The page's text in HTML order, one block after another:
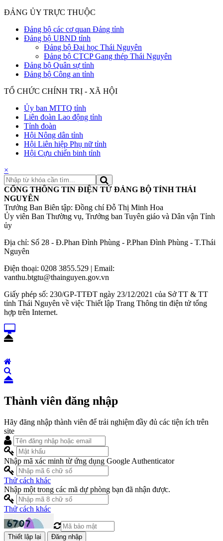
ĐẢNG ỦY TRỰC THUỘC
Đảng bộ các cơ quan Đảng tỉnh
Đảng bộ UBND tỉnh
Đảng bộ Đại học Thái Nguyên
Đảng bộ CTCP Gang thép Thái Nguyên
Đảng bộ Quân sự tỉnh
Đảng bộ Công an tỉnh
TỔ CHỨC CHÍNH TRỊ - XÃ HỘI
Ủy ban MTTQ tỉnh
Liên đoàn Lao động tỉnh
Tỉnh đoàn
Hội Nông dân tỉnh
Hội Liên hiệp Phụ nữ tỉnh
Hội Cựu chiến binh tỉnh
×
CỔNG THÔNG TIN ĐIỆN TỬ ĐẢNG BỘ TỈNH THÁI
NGUYÊN
Trưởng Ban Biên tập: Đồng chí Đỗ Thị Minh Hoa
Ủy viên Ban Thường vụ, Trưởng ban Tuyên giáo và Dân vận Tỉnh
ủy
Địa chỉ: Số 28 - Đ.Phan Đình Phùng - P.Phan Đình Phùng - T.Thái
Nguyên
Điện thoại: 0208 3855.529 | Email:
vanthu.btgtu@thainguyen.gov.vn
Giấy phép số: 230/GP-TTĐT ngày 23/12/2021 của Sở TT & TT
tỉnh Thái Nguyên về việc Thiết lập Trang Thông tin điện tử tổng
hợp trên Internet.
Thành viên đăng nhập
Hãy đăng nhập thành viên để trải nghiệm đầy đủ các tiện ích trên
site
Nhập mã xác minh từ ứng dụng Google Authenticator
Thử cách khác
Nhập một trong các mã dự phòng bạn đã nhận được.
Thử cách khác
Đăng nhập